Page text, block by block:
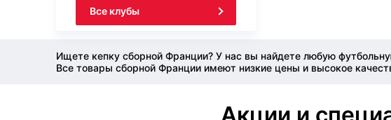
Все клубы
Ищете кепку сборной Франции? У нас вы найдете любую
Все товары сборной Франции имеют низкие цены и высокое